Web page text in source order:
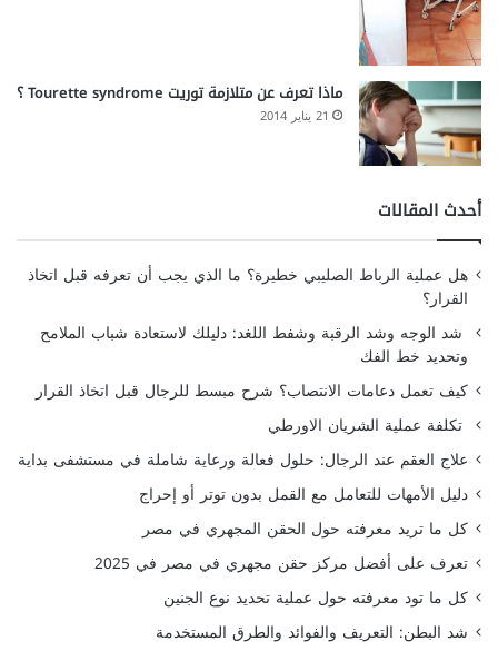
ماذا تعرف عن متلازمة توريت Tourette syndrome ؟
21 يناير 2014
أحدث المقالات
هل عملية الرباط الصليبي خطيرة؟ ما الذي يجب أن تعرفه قبل اتخاذ
القرار؟
شد الوجه وشد الرقبة وشفط اللغد: دليلك لاستعادة شباب الملامح
وتحديد خط الفك
كيف تعمل دعامات الانتصاب؟ شرح مبسط للرجال قبل اتخاذ القرار
تكلفة عملية الشريان الاورطي
علاج العقم عند الرجال: حلول فعالة ورعاية شاملة في مستشفى بداية
دليل الأمهات للتعامل مع القمل بدون توتر أو إحراج
كل ما تريد معرفته حول الحقن المجهري في مصر
تعرف على أفضل مركز حقن مجهري في مصر في 2025
كل ما تود معرفته حول عملية تحديد نوع الجنين
شد البطن: التعريف والفوائد والطرق المستخدمة